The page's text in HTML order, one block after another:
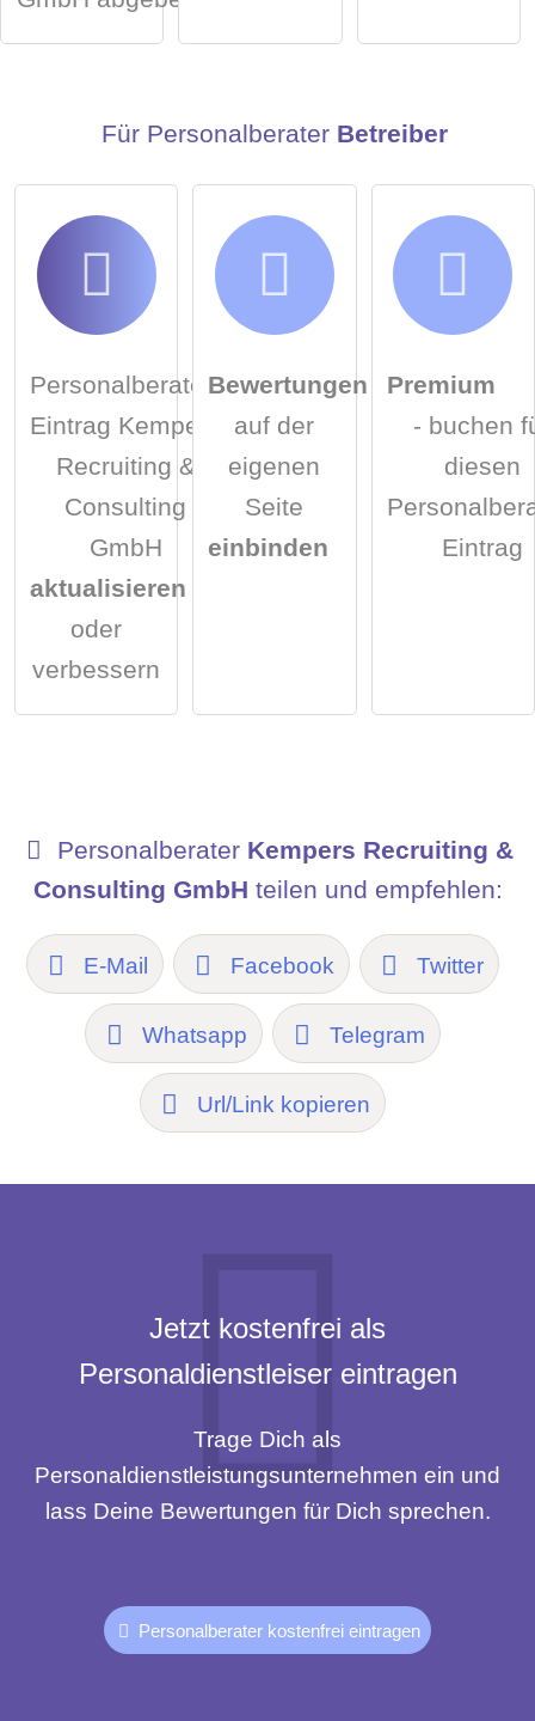
Klicken Sie hier um eine
Personalberater-Eintrag zu stellen.
Für Personalberater Betreiber
Personalberater-
Eintrag Kempers
Recruiting &
Consulting
GmbH
aktualisieren
oder
verbessern
Bewertungen
auf der
eigenen
Seite
einbinden
Premium
- buchen
diesen
Eintrag
Personalberater Kempers Recruiting &
Consulting GmbH teilen und empfehlen:
E-Mail Facebook Twitter
Whatsapp Telegram
Url/Link kopieren
Jetzt kostenfrei als
Personaldienstleiser eintragen
Trage Dich als
Personaldienstleistungsunternehmen ein und
lass Deine Bewertungen für Dich sprechen.
Personalberater kostenfrei eintragen